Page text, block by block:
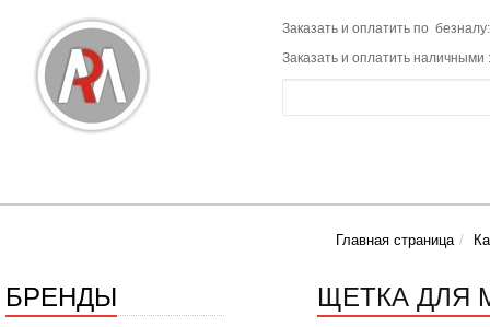
Заказать и оплатить по
Заказать и оплатить наличными
Главная страница
БРЕНДЫ
ЩЕТКА ДЛЯ